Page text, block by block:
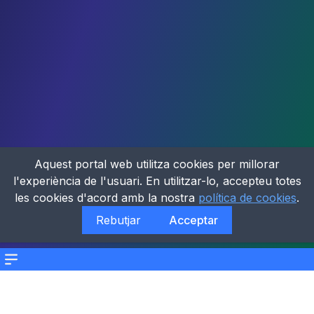
Menu
Aquest portal web utilitza cookies per millorar
l'experiència de l'usuari. En utilitzar-lo, accepteu totes
les cookies d'acord amb la nostra política de cookies.
Rebutjar
Acceptar